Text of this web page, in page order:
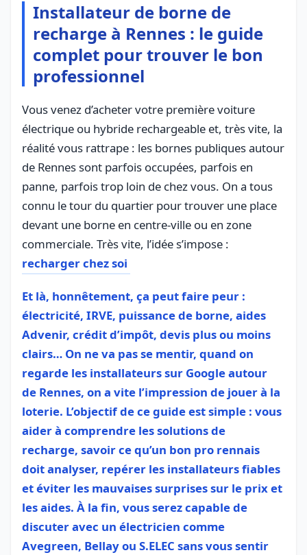
Installateur de borne de
recharge à Rennes : le guide
complet pour trouver le bon
professionnel
Vous venez d’acheter votre première voiture
électrique ou hybride rechargeable et, très vite, la
réalité vous rattrape : les bornes publiques autour
de Rennes sont parfois occupées, parfois en
panne, parfois trop loin de chez vous. On a tous
connu le tour du quartier pour trouver une place
devant une borne en centre‑ville ou en zone
commerciale. Très vite, l’idée s’impose :
recharger chez soi
Et là, honnêtement, ça peut faire peur :
électricité, IRVE, puissance de borne, aides
Advenir, crédit d’impôt, devis plus ou moins
clairs… On ne va pas se mentir, quand on
regarde les installateurs sur Google autour
de Rennes, on a vite l’impression de jouer à la
loterie. L’objectif de ce guide est simple : vous
aider à comprendre les solutions de
recharge, savoir ce qu’un bon pro rennais
doit analyser, repérer les installateurs fiables
et éviter les mauvaises surprises sur le prix et
les aides. À la fin, vous serez capable de
discuter avec un électricien comme
Avegreen, Bellay ou S.ELEC sans vous sentir